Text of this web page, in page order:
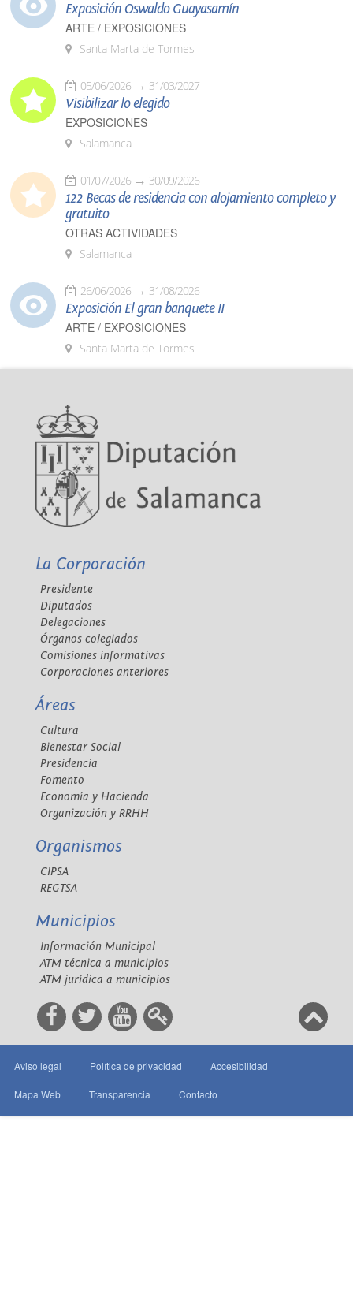
Exposición Oswaldo Guayasamín
ARTE / EXPOSICIONES
Santa Marta de Tormes
05/06/2026 31/03/2027
Visibilizar lo elegido
EXPOSICIONES
Salamanca
01/07/2026 30/09/2026
122 Becas de residencia con alojamiento completo y
gratuito
OTRAS ACTIVIDADES
Salamanca
26/06/2026 31/08/2026
Exposición El gran banquete II
ARTE / EXPOSICIONES
Santa Marta de Tormes
La Corporación
Presidente
Diputados
Delegaciones
Órganos colegiados
Comisiones informativas
Corporaciones anteriores
Áreas
Cultura
Bienestar Social
Presidencia
Fomento
Economía y Hacienda
Organización y RRHH
Organismos
CIPSA
REGTSA
Municipios
Información Municipal
ATM técnica a municipios
ATM jurídica a municipios
Aviso legal Política de privacidad Accesibilidad
Mapa Web Transparencia Contacto